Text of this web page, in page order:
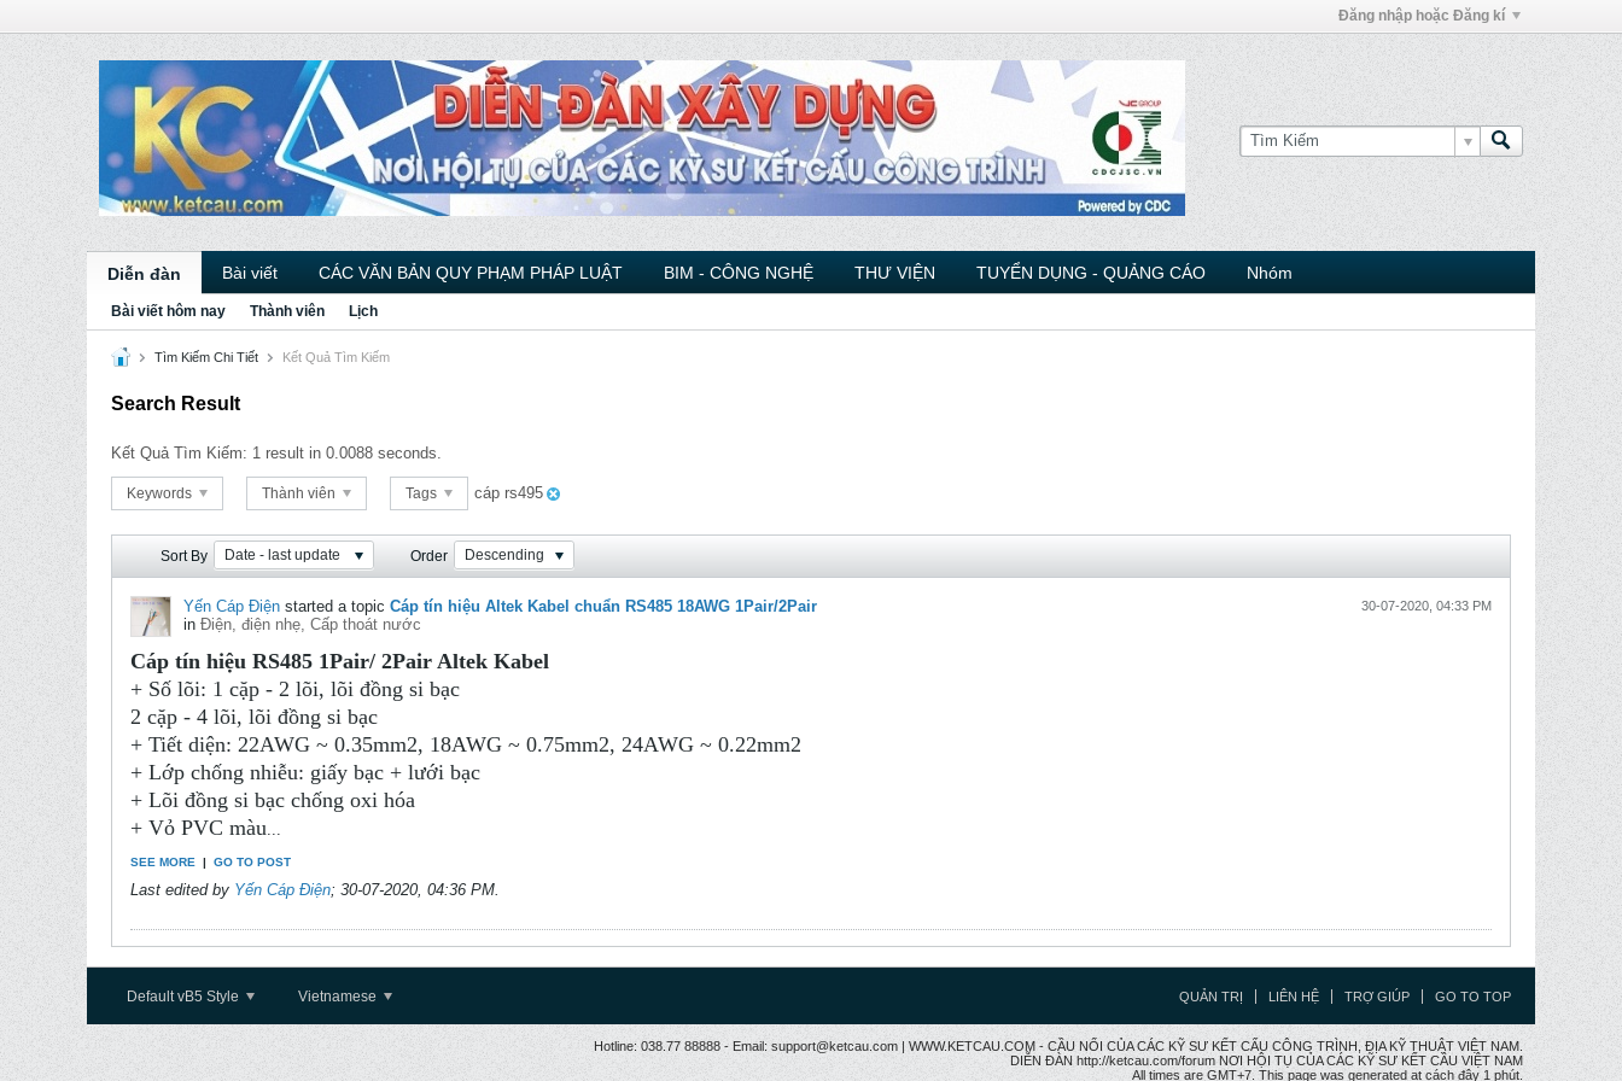
Đăng nhập hoặc Đăng kí
Diễn đàn Bài viết CÁC VĂN BẢN QUY PHẠM PHÁP LUẬT BIM - CÔNG NGHỆ THƯ VIỆN TUYỂN DỤNG - QUẢNG CÁO Nhóm
Bài viết hôm nay Thành viên Lịch
Tìm Kiếm Chi Tiết Kết Quả Tìm Kiếm
Search Result
Kết Quả Tìm Kiếm: 1 result in 0.0088 seconds.
Keywords Thành viên Tags cáp rs495
Sort By Date - last update Order Descending
Yến Cáp Điện started a topic Cáp tín hiệu Altek Kabel chuẩn RS485 18AWG 1Pair/2Pair
in Điện, điện nhẹ, Cấp thoát nước
30-07-2020, 04:33 PM
Cáp tín hiệu RS485 1Pair/ 2Pair Altek Kabel
+ Số lõi: 1 cặp - 2 lõi, lõi đồng si bạc
2 cặp - 4 lõi, lõi đồng si bạc
+ Tiết diện: 22AWG ~ 0.35mm2, 18AWG ~ 0.75mm2, 24AWG ~ 0.22mm2
+ Lớp chống nhiễu: giấy bạc + lưới bạc
+ Lõi đồng si bạc chống oxi hóa
+ Vỏ PVC màu...
SEE MORE | GO TO POST
Last edited by Yến Cáp Điện; 30-07-2020, 04:36 PM.
Default vB5 Style Vietnamese QUẢN TRỊ LIÊN HỆ TRỢ GIÚP GO TO TOP
Hotline: 038.77 88888 - Email: support@ketcau.com | WWW.KETCAU.COM - CẦU NỐI CỦA CÁC KỸ SƯ KẾT CẤU CÔNG TRÌNH, ĐỊA KỸ THUẬT VIỆT NAM.
DIỄN ĐÀN http://ketcau.com/forum NƠI HỘI TỤ CỦA CÁC KỸ SƯ KẾT CÂU VIỆT NAM
All times are GMT+7. This page was generated at cách đây 1 phút.